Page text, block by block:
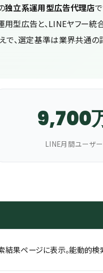
独立系運用型広告代理店で
型広告と、LINEヤフー
で、選定基準は業界共通
9,700
LINE月間ユーザー
結果ページに表示。能動的検